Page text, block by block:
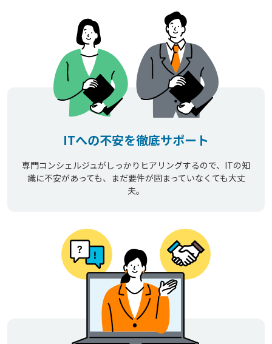
ITへの不安を徹底サポート
専門コンシェルジュがしっかりヒアリングするので、ITの知
識に不安があっても、まだ要件が固まっていなくても大丈
夫。